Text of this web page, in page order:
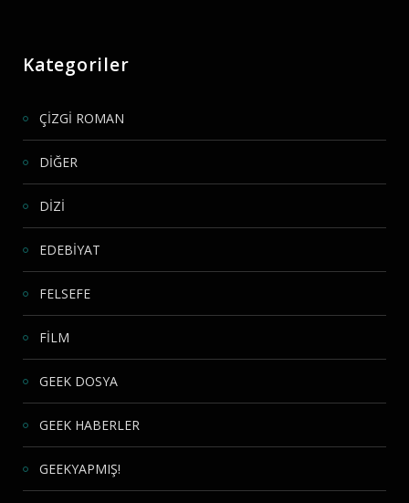
Kategoriler
ÇİZGİ ROMAN
DİĞER
DİZİ
EDEBİYAT
FELSEFE
FİLM
GEEK DOSYA
GEEK HABERLER
GEEKYAPMIŞ!